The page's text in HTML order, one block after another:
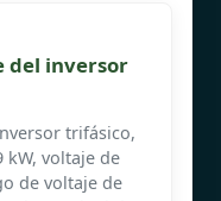
del inversor
trifásico,
kW, voltaje de
de voltaje de